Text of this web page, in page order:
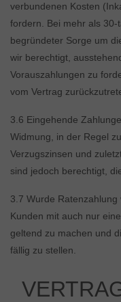
verbundenen Kosten
fordern. Bei mehr als
begründeter Sorge um
wir berechtigt,
Vorauszahlungen zu
vom Vertrag
3.6 Eingehende
Widmung, in der Regel
Verzugszinsen und
sind jedoch berechtigt,
3.7 Wurde
Kunden mit auch nur
geltend zu machen und
fällig zu stellen.